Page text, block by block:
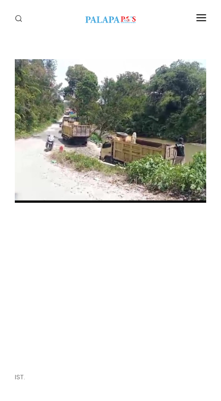
Politik
Nasional
Sumatera
Tapanuli
Nusantara
Megapolitan
Hukum
IST.